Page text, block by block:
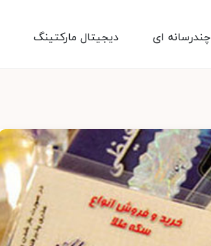
دیجیتال مارکتینگ چندرسانه ای